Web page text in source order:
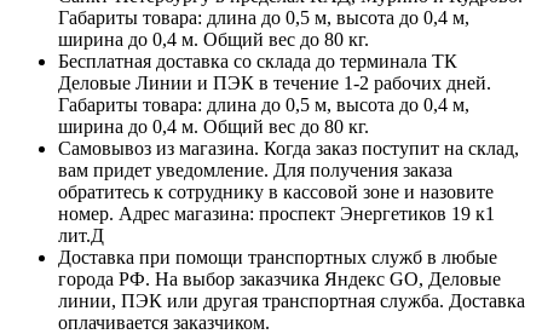
Габариты товара: длина до 0,5 м, высота до 0,4 м,
ширина до 0,4 м. Общий вес до 80 кг.
Бесплатная доставка со склада до терминала ТК
Деловые Линии и ПЭК в течение 1-2 рабочих дней.
Габариты товара: длина до 0,5 м, высота до 0,4 м,
ширина до 0,4 м. Общий вес до 80 кг.
Самовывоз из магазина. Когда заказ поступит на склад,
вам придет уведомление. Для получения заказа
обратитесь к сотруднику в кассовой зоне и назовите
номер. Адрес магазина: проспект Энергетиков 19 к1
лит.Д
Доставка при помощи транспортных служб в любые
города РФ. На выбор заказчика Яндекс GO, Деловые
линии, ПЭК или другая транспортная служба. Доставка
оплачивается заказчиком.